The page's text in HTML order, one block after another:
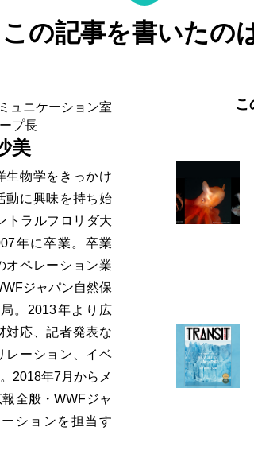
この記事を書いたの
ュニケーション室
プ長
美
生物学をきっかけ
動に興味を持ち始
トラルフロリダ大
年に卒業。卒業
オペレーション業
ジャパン自然保
。2013年より広
対応、記者発表な
レーション、イベ
2018年7月からメ
全般・WWFジャ
ションを担当す
こ